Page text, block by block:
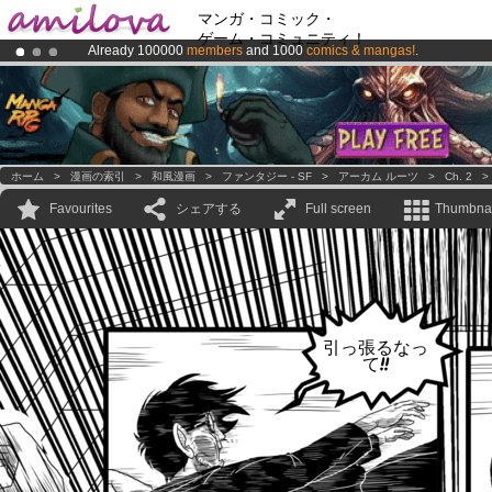
マンガ・コミック・
ゲーム・コミュニティ！
Already 100000 members and 1000 comics & mangas!.
AmilovaKickstarter is now LIVE!.
Premium membership from3.95 euros per month !Get membership
ホーム > 漫画の索引 > 和風漫画 > ファンタジー - SF > アーカム ルーツ > Ch. 2
Favourites シェアする Full screen
引っ張るなっ
て!!